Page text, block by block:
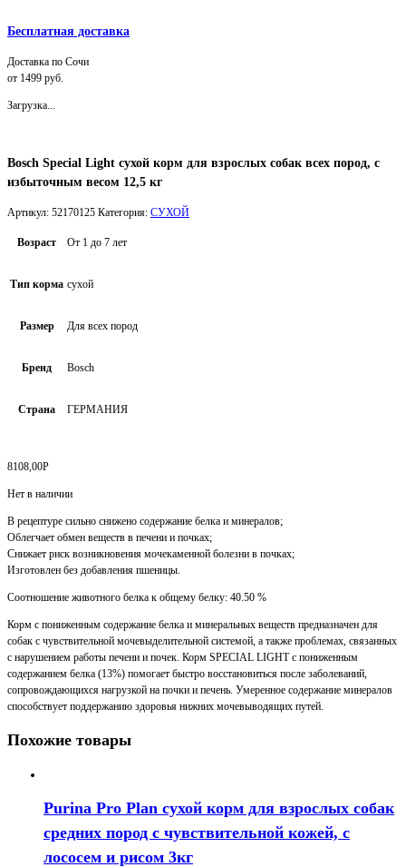
Бесплатная доставка
Доставка по Сочи
от 1499 руб.
Загрузка...
Bosch Special Light сухой корм для взрослых собак всех пород, с
избыточным весом 12,5 кг
Артикул: 52170125 Категория: СУХОЙ
Возраст От 1 до 7 лет
Тип корма сухой
Размер Для всех пород
Бренд Bosch
Страна ГЕРМАНИЯ
8108,00Р
Нет в наличии
В рецептуре сильно снижено содержание белка и минералов;
Облегчает обмен веществ в печени и почках;
Снижает риск возникновения мочекаменной болезни в почках;
Изготовлен без добавления пшеницы.
Соотношение животного белка к общему белку: 40.50 %
Корм с пониженным содержание белка и минеральных веществ предназначен для
собак с чувствительной мочевыделительной системой, а также проблемах, связанных
с нарушением работы печени и почек. Корм SPECIAL LIGHT с пониженным
содержанием белка (13%) помогает быстро восстановиться после заболеваний,
сопровождающихся нагрузкой на почки и печень. Умеренное содержание минералов
способствует поддержанию здоровья нижних мочевыводящих путей.
Похожие товары
Purina Pro Plan сухой корм для взрослых собак
средних пород с чувствительной кожей, с
лососем и рисом 3кг